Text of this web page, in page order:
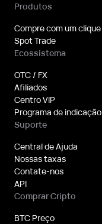
Produtos
Compre com um clique
Spot Trade
Ecossistema
OTC / FX
Afiliados
Centro VIP
Programa de indicação
Suporte
Central de Ajuda
Nossas taxas
Contate-nos
API
Comprar Cripto
BTC Preço